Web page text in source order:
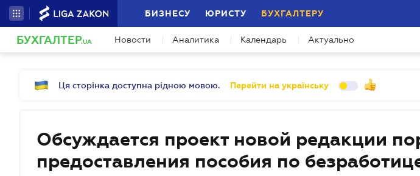
БИЗНЕСУ ЮРИСТУ БУХГАЛТЕРУ
БУХГАЛТЕР.UA Новости Аналитика Календарь Актуально
Ця сторінка доступна рідною мовою. Перейти на українську
Обсуждается проект новой редакции
предоставления пособия по